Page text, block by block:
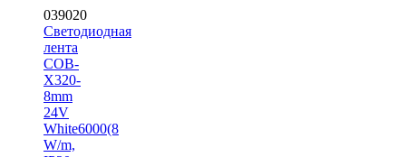
039020
Светодиодная
лента
COB-
X320-
8mm
24V
White6000(8
W/m,